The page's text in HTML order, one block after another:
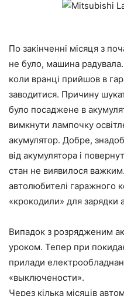
По закінченні місяця з
не було, машина
коли вранці прийшов в
заводитися. Причину
було посаджене в
вимкнути лампочку
акумулятор. Добре,
від акумулятора і
стан не виявилося
автолюбителі гаражного
«крокодили» для зарядки
Випадок з розрядженим
уроком. Тепер при
прилади
«выключености».
Через кілька місяців